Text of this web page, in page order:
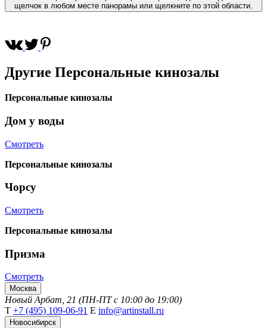
щелчок в любом месте панорамы или щелкните по этой области.
Другие Персональные кинозалы
Персональные кинозалы
Дом у воды
Смотреть
Персональные кинозалы
Чорсу
Смотреть
Персональные кинозалы
Призма
Смотреть
Москва
Новый Арбат, 21 (ПН-ПТ с 10:00 до 19:00)
Т +7 (495) 109-06-91 Е info@artinstall.ru
Новосибирск